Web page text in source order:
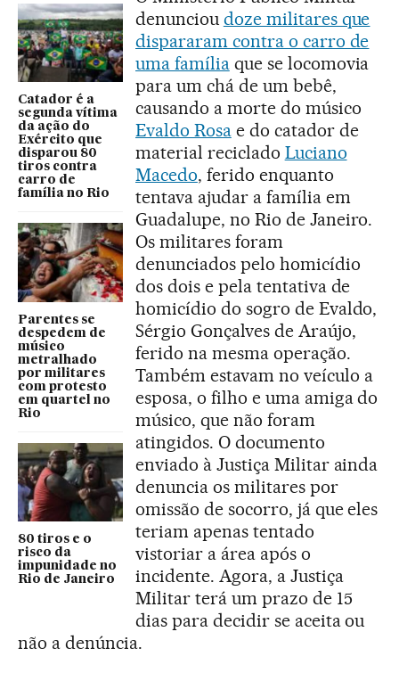
Catador é a
segunda vítima
da ação do
Exército que
disparou 80
tiros contra
carro de
família no Rio
Parentes se
despedem de
músico
metralhado
por militares
com protesto
em quartel no
Rio
80 tiros e o
risco da
impunidade no
Rio de Janeiro
denunciou doze militares que
dispararam contra o carro de
uma famíliaque se locomovia
para um chá de um bebê,
causando a morte do músico
Evaldo Rosae do catador de
material reciclado Luciano
Macedo, ferido enquanto
tentava ajudar a família em
Guadalupe, no Rio de Janeiro.
Os militares foram
denunciados pelo homicídio
dos dois e pela tentativa de
homicídio do sogro de Evaldo,
Sérgio Gonçalves de Araújo,
ferido na mesma operação.
Também estavam no veículo a
esposa, o filho e uma amiga do
músico, que não foram
atingidos. O documento
enviado à Justiça Militar ainda
denuncia os militares por
omissão de socorro, já que eles
teriam apenas tentado
vistoriar a área após o
incidente. Agora, a Justiça
Militar terá um prazo de 15
dias para decidir se aceita ou
não a denúncia.